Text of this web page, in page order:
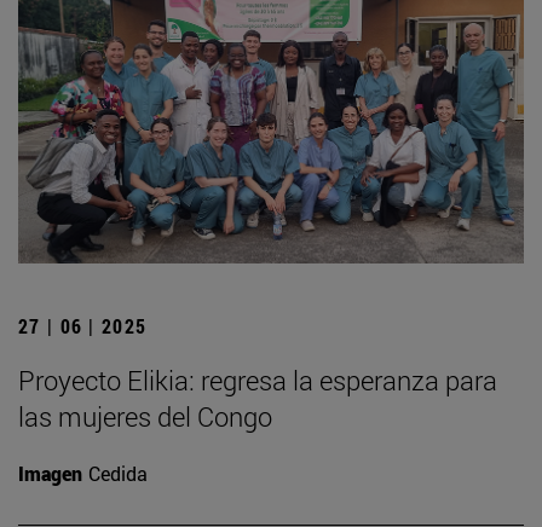
27 | 06 | 2025
Proyecto Elikia: regresa la esperanza para
las mujeres del Congo
Imagen Cedida